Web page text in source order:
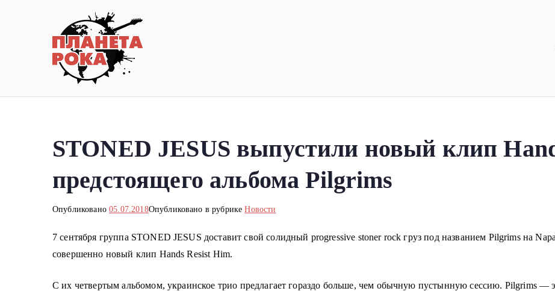
STONED JESUS выпустили новый клип
предстоящего альбома Pilgrims
Опубликовано05.07.2018Опубликовано в рубрикеНовости
7 сентября группа STONED JESUS доставит свой солидный progressive stoner rock груз под названием Pilgrims на
совершенно новый клип Hands Resist Him.
С их четвертым альбомом, украинское трио предлагает гораздо больше, чем обычную пустынную сессию. Pilgrims —